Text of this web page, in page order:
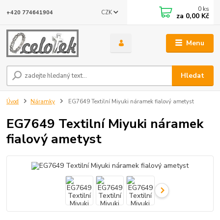
Menu
CZK
Hledat
+420 774641904 0 ks
za 0,00 Kč
Úvod Náramky EG7649 Textilní Miyuki náramek fialový ametyst
EG7649 Textilní Miyuki náramek
fialový ametyst